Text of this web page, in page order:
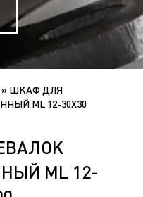
» ШКАФ ДЛЯ
ML 12-30X30
ML 12-